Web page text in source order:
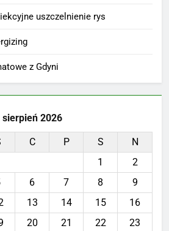
uszczelnienie rys
z Gdyni
sierpień 2026
C P S
N
1
2
6 7 8
9
13 14 15
16
20 21 22
23